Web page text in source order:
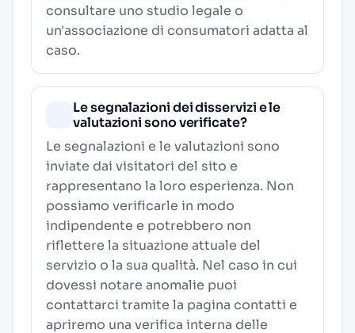
consultare uno studio legale o
un'associazione di consumatori adatta al
caso.
Le segnalazioni dei disservizi e le
valutazioni sono verificate?
Le segnalazioni e le valutazioni sono
inviate dai visitatori del sito e
rappresentano la loro esperienza. Non
possiamo verificarle in modo
indipendente e potrebbero non
riflettere la situazione attuale del
servizio o la sua qualità. Nel caso in cui
dovessi notare anomalie puoi
contattarci tramite la pagina contatti e
apriremo una verifica interna delle